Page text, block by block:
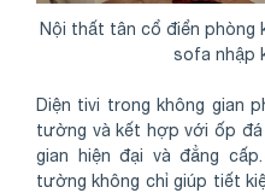
Nội thất tân cổ điển phòng
sofa nhập
Diện tivi trong không gian
tường và kết hợp với ốp
gian hiện đại và đẳng
tường không chỉ giúp tiết